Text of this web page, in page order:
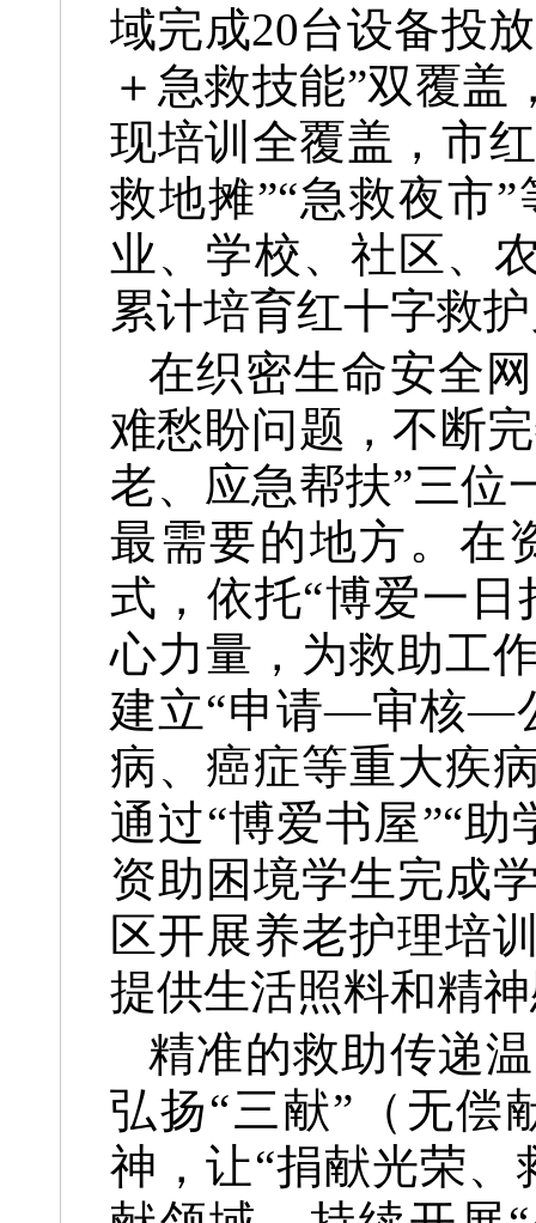
域完成20台设备投
＋急救技能”双覆
现培训全覆盖，市
救地摊”“急救夜市
业、学校、社区、
累计培育红十字救
在织密生命安全
难愁盼问题，不断
老、应急帮扶”三位
最需要的地方。在
式，依托“博爱一
心力量，为救助工
建立“申请—审核—
病、癌症等重大疾
通过“博爱书屋”“
资助困境学生完成
区开展养老护理培
提供生活照料和精
精准的救助传递
弘扬“三献”（无偿
神，让“捐献光荣